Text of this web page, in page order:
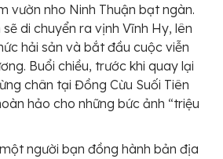
vườn nho Ninh Thuận bạt ngàn.
di chuyển ra vịnh Vĩnh Hy, lên
hải sản và bắt đầu cuộc viễn
Buổi chiều, trước khi quay lại
chân tại Đồng Cừu Suối Tiên
hảo cho những bức ảnh “triệu
người bạn đồng hành bản địa